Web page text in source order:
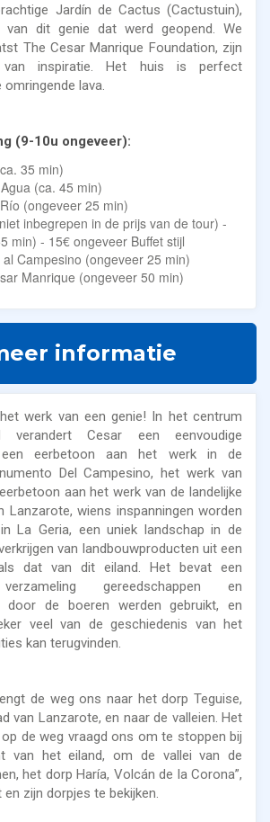
Jardín de Cactus (Cactustuin),
dit genie dat werd geopend. We
The Cesar Manrique Foundation, zijn
inspiratie. Het huis is perfect
lava.
(9-10u ongeveer):
35 min)
(ca. 45 min)
(ongeveer 25 min)
inbegrepen in de prijs van de tour) -
min) - 15€ ongeveer Buffet stijl
Campesino (ongeveer 25 min)
Manrique (ongeveer 50 min)
informatie
werk van een genie! In het centrum
Cesar een eenvoudige
een eerbetoon aan het werk in de
Del Campesino, het werk van
aan het werk van de landelijke
Lanzarote, wiens inspanningen worden
La Geria, een uniek landschap in de
van landbouwproducten uit een
dat van dit eiland. Het bevat een
gereedschappen en
door de boeren werden gebruikt, en
veel van de geschiedenis van het
kan terugvinden.
de weg ons naar het dorp Teguise,
van Lanzarote, en naar de valleien. Het
de weg vraagd ons om te stoppen bij
van het eiland, om de vallei van de
het dorp Haría, Volcán de la Corona”,
zijn dorpjes te bekijken.